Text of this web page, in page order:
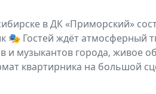
в ДК «Приморский»
🎭 Гостей ждёт атмосферный
и музыкантов города, живое
квартирника на большой